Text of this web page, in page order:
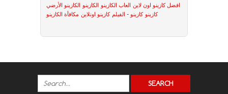
افضل كازينو اون لاين العاب الكازينو الكازينو الكازينو الأرضي
كازينو كازينو - الفيلم كازينو اونلاين مكافأة الكازينو